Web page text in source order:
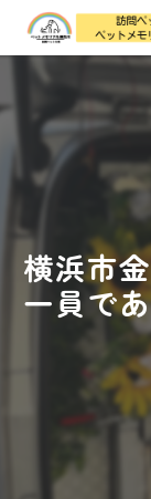
横浜市
一員で